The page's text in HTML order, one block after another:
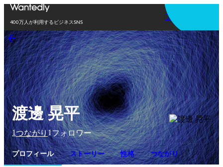
400万人が利用するビジネスSNS
アプリを使う
渡邊 晃平
1つながり1フォロワー
プロフィール ストーリー 性格 つながり